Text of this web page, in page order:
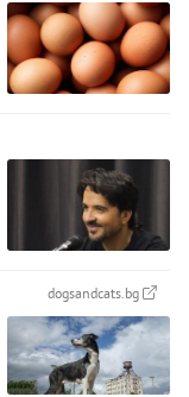
dogsandcats.bg